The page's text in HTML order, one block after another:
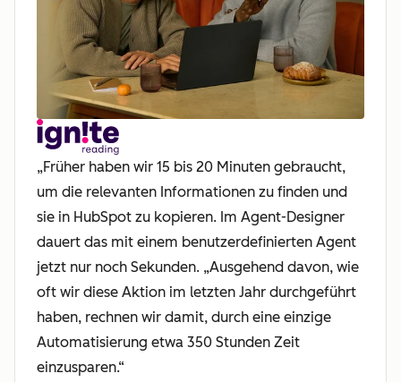
„Früher haben wir 15 bis 20 Minuten gebraucht,
um die relevanten Informationen zu finden und
sie in HubSpot zu kopieren. Im Agent-Designer
dauert das mit einem benutzerdefinierten Agent
jetzt nur noch Sekunden. „Ausgehend davon, wie
oft wir diese Aktion im letzten Jahr durchgeführt
haben, rechnen wir damit, durch eine einzige
Automatisierung etwa 350 Stunden Zeit
einzusparen.“